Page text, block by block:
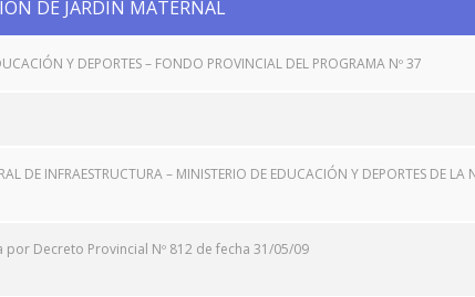
DE JARDÍN MATERNAL
Y DEPORTES – FONDO PROVINCIAL DEL PROGRAMA Nº 37
DE INFRAESTRUCTURA – MINISTERIO DE EDUCACIÓN Y DEPORTES DE LA
por Decreto Provincial Nº 812 de fecha 31/05/09